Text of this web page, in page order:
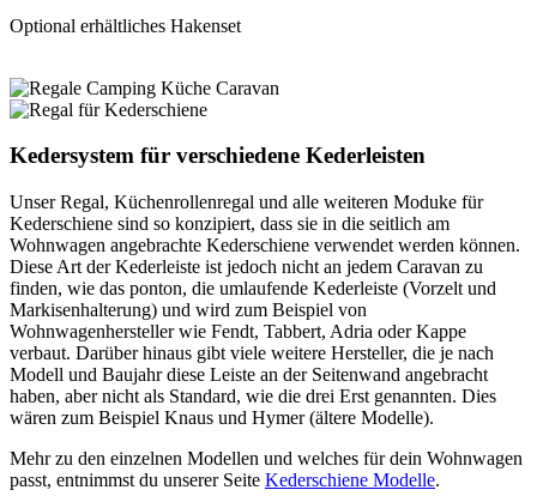
Optional erhältliches Hakenset
Kedersystem für verschiedene Kederleisten
Unser Regal, Küchenrollenregal und alle weiteren Moduke für
Kederschiene sind so konzipiert, dass sie in die seitlich am
Wohnwagen angebrachte Kederschiene verwendet werden können.
Diese Art der Kederleiste ist jedoch nicht an jedem Caravan zu
finden, wie das ponton, die umlaufende Kederleiste (Vorzelt und
Markisenhalterung) und wird zum Beispiel von
Wohnwagenhersteller wie Fendt, Tabbert, Adria oder Kappe
verbaut. Darüber hinaus gibt viele weitere Hersteller, die je nach
Modell und Baujahr diese Leiste an der Seitenwand angebracht
haben, aber nicht als Standard, wie die drei Erst genannten. Dies
wären zum Beispiel Knaus und Hymer (ältere Modelle).
Mehr zu den einzelnen Modellen und welches für dein Wohnwagen
passt, entnimmst du unserer Seite Kederschiene Modelle.